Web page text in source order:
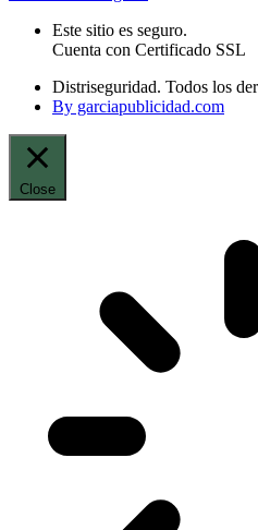
Este sitio es seguro.
Cuenta con Certificado SSL
Distriseguridad. Todos los
By garciapublicidad.com
Close